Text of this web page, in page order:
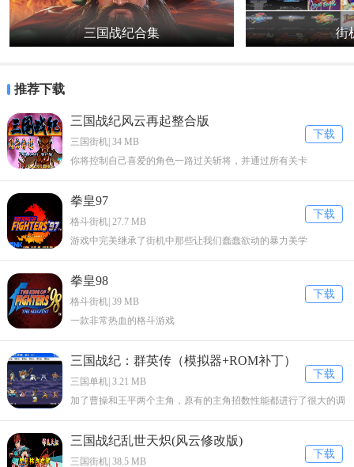
三国战纪合集 街
推荐下载
下载
三国战纪风云再起整合版
三国街机| 34 MB
你将控制自己喜爱的角色一路过关斩将，并通过所有关卡
下载
拳皇97
格斗街机| 27.7 MB
游戏中完美继承了街机中那些让我们蠢蠢欲动的暴力美学
下载
拳皇98
格斗街机| 39 MB
一款非常热血的格斗游戏
下载
三国战纪：群英传（模拟器+ROM补丁）
三国单机| 3.21 MB
加了曹操和王平两个主角，原有的主角招数性能都进行了很大的调
下载
三国战纪乱世天炽(风云修改版)
三国街机| 38.5 MB